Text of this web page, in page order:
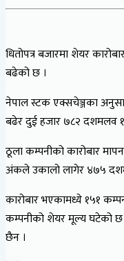
धितोपत्र बजारमा शेयर
बढेको छ ।
नेपाल स्टक एक्सचेञ्जका
बढेर दुई हजार ७८२ दशमलव
ठूला कम्पनीको कारोबार
अंकले उकालो लागेर ४७५
कारोबार भएकामध्ये १५१
कम्पनीको शेयर मूल्य घटेको छ
छैन ।